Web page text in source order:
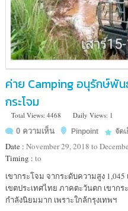
ค่าย Camping อนุรักษ์พัน
กระโจม
Total Views: 4468
Daily Views: 1
0 ความเห็น
Pinpoint จัด
Date : November 29, 2018 to
Timing : to
Location
:
เขา
เขากระโจม จากระดับความสูง
เขตประเทศไทย ภาคตะวันตก เขาก
กำลังนิยมมาก เพราะใกล้กรุงเทพฯ